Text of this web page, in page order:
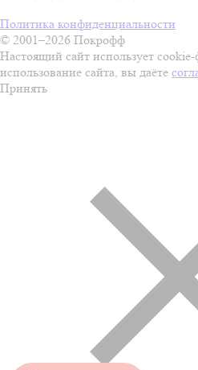
Политика конфиденциальности
© 2001–2026 Покрофф
Настоящий сайт использует
использование сайта, вы даёте
Принять